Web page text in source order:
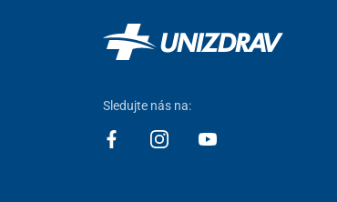
S biolampou Bioptron MedAll je
j, který
Sledujte nás na: